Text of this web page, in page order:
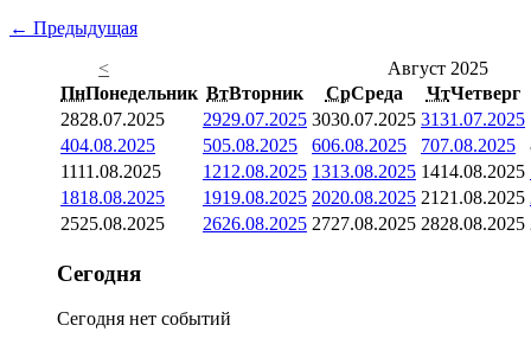
← Предыдущая
<
Август 2025
ПнПонедельник ВтВторник СрСреда ЧтЧетверг
2828.07.2025 2929.07.2025 3030.07.2025 3131.07.2025
404.08.2025 505.08.2025 606.08.2025 707.08.2025
1111.08.2025 1212.08.2025 1313.08.2025 1414.08.2025
1818.08.2025 1919.08.2025 2020.08.2025 21 21.08.2025
2525.08.2025 2626.08.2025 2727.08.2025 2828.08.2025
Сегодня
Сегодня нет событий